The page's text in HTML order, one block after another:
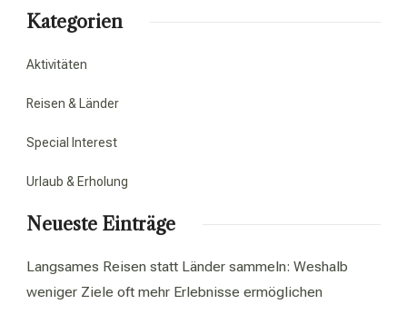
Kategorien
Aktivitäten
Reisen & Länder
Special Interest
Urlaub & Erholung
Neueste Einträge
Langsames Reisen statt Länder sammeln: Weshalb
weniger Ziele oft mehr Erlebnisse ermöglichen